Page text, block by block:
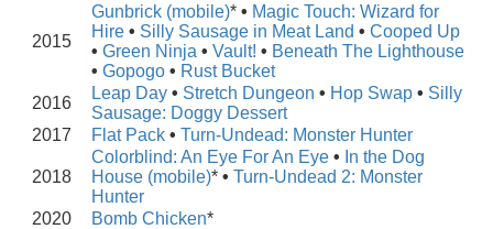
2015
Gunbrick (mobile)* • Magic Touch: Wizard for
Hire • Silly Sausage in Meat Land • Cooped Up
• Green Ninja • Vault! • Beneath The Lighthouse
• Gopogo • Rust Bucket
2016
Leap Day • Stretch Dungeon • Hop Swap • Silly
Sausage: Doggy Dessert
2017
Flat Pack • Turn-Undead: Monster Hunter
2018
Colorblind: An Eye For An Eye • In the Dog
House (mobile)* • Turn-Undead 2: Monster
Hunter
2020
Bomb Chicken*